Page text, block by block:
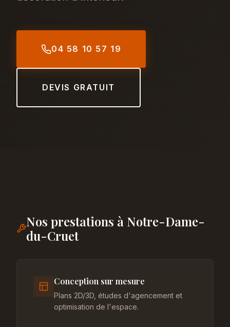
04 58 10 57 19
DEVIS GRATUIT
Nos prestations à Notre-Dame-
du-Cruet
Conception sur mesure
Plans 2D/3D, études d'agencement et
optimisation de l'espace.